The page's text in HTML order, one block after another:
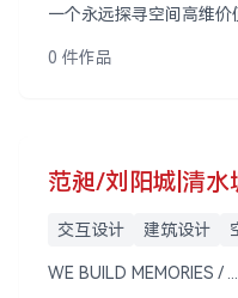
一个永远探寻空间高维价
0 件作品
范昶/刘阳城|清水
交互设计 建筑设计
WE BUILD MEMORIES / ...